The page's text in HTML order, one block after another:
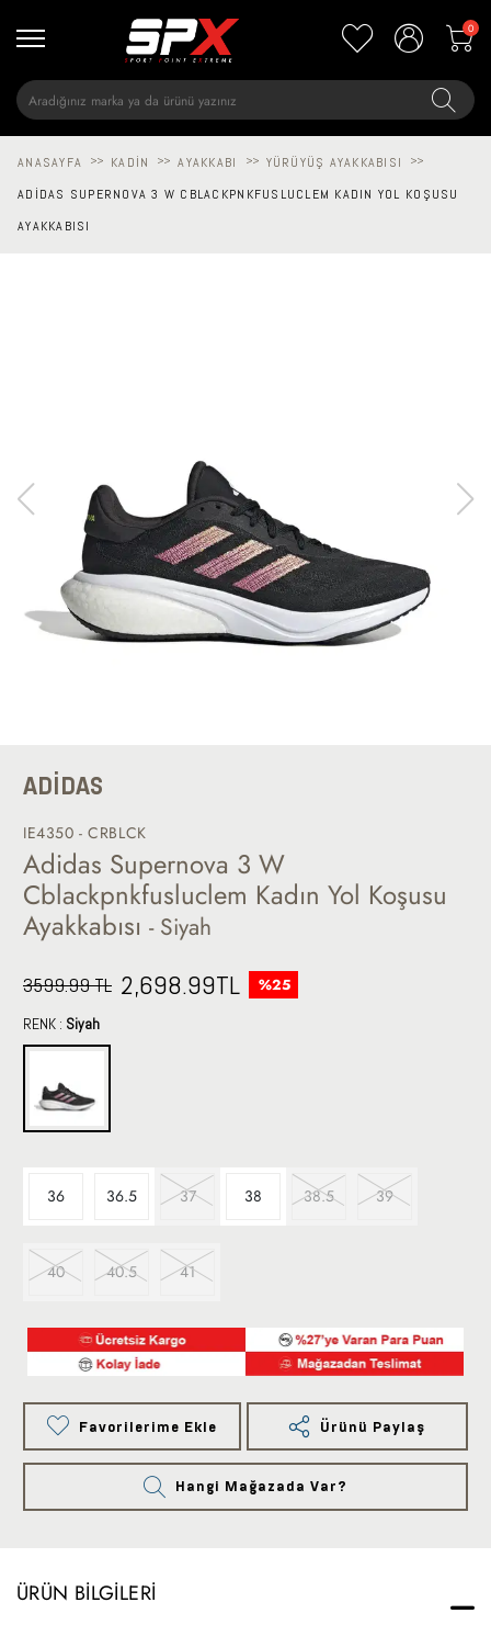
0
ANASAYFA >> KADIN >> AYAKKABI >> YÜRÜYÜŞ AYAKKABISI >>
ADIDAS SUPERNOVA 3 W CBLACKPNKFUSLUCLEM KADIN YOL KOŞUSU
AYAKKABISI
ADİDAS
IE4350 - CRBLCK
Adidas Supernova 3 W
Cblackpnkfusluclem Kadın Yol Koşusu
Ayakkabısı - Siyah
3599.99 TL 2,698.99TL %25
RENK : Siyah
36 36.5 37 38 38.5 39
40 40.5 41
Favorilerime Ekle Ürünü Paylaş
Hangi Mağazada Var?
ÜRÜN BILGILERI